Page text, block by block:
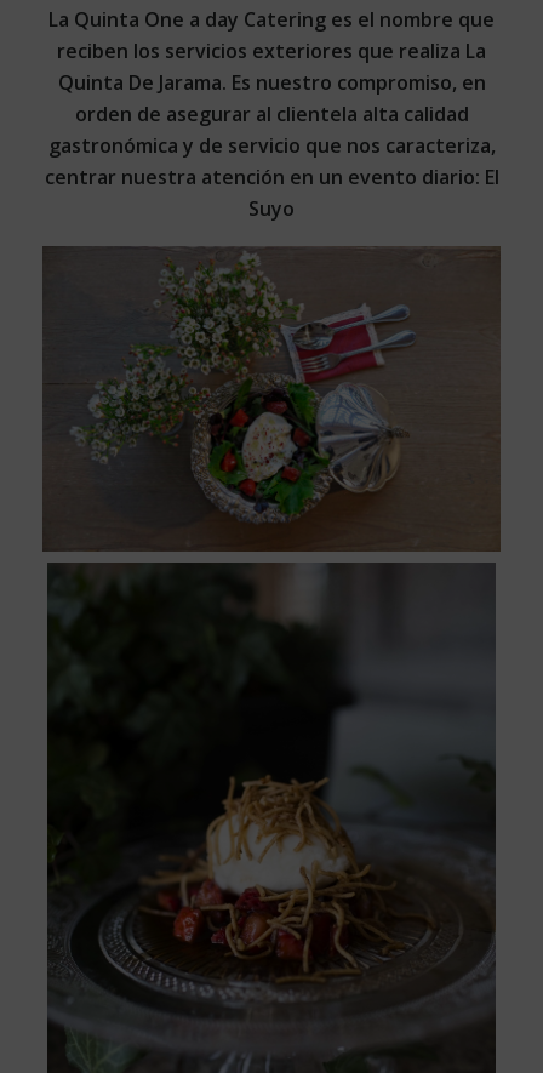
La Quinta One a day Catering es el nombre que
reciben los servicios exteriores que realiza La
Quinta De Jarama. Es nuestro compromiso, en
orden de asegurar al clientela alta calidad
gastronómica y de servicio que nos caracteriza,
centrar nuestra atención en un evento diario: El
Suyo